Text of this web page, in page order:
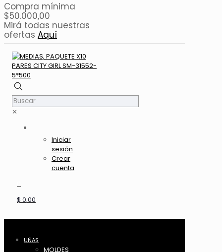
Compra mínima
$50.000,00
Mirá todas nuestras
ofertas Aquí
✕
Iniciar
sesión
Crear
cuenta
$ 0,00
UÑAS
MOLDES